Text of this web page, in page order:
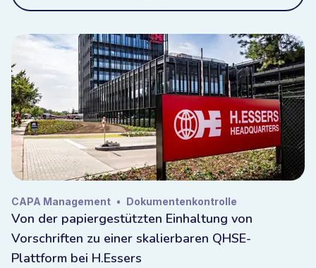
Solutions
Industry
Iso
EHS/QMS/QHSE
CAPA Management • Dokumentenkontrolle
Von der papiergestützten Einhaltung von
Vorschriften zu einer skalierbaren QHSE-
Plattform bei H.Essers